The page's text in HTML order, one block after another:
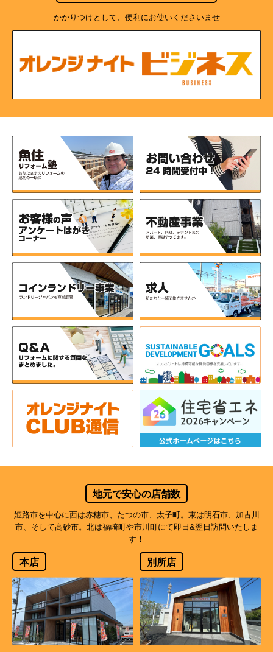
かかりつけとして、便利にお使いくださいませ
地元で安心の店舗数
姫路市を中心に西は赤穂市、たつの市、太子町。東は明石市、加古川
市、そして高砂市。北は福崎町や市川町にて即日&翌日訪問いたしま
す！
本店 別所店